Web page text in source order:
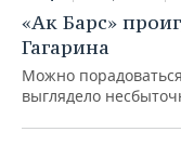
«Ак Барс»
Гагарина
Можно
выглядело